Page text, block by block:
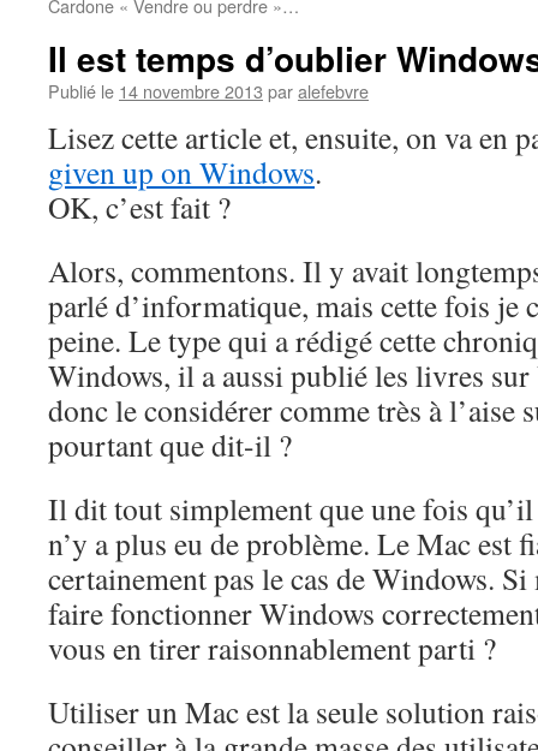
Cardone « Vendre ou perdre »…
Il est temps d’oublier
Publié le 14 novembre 2013 paralefebvre
Lisez cette article et, ensuite, on va en
given up on Windows.
OK, c’est fait ?
Alors, commentons. Il y avait
parlé d’informatique, mais cette fois je
peine. Le type qui a rédigé cette
Windows, il a aussi publié les livres
donc le considérer comme très à l’aise
pourtant que dit-il ?
Il dit tout simplement que une fois
n’y a plus eu de problème. Le Mac est
certainement pas le cas de Windows.
faire fonctionner Windows
vous en tirer raisonnablement parti ?
Utiliser un Mac est la seule solution